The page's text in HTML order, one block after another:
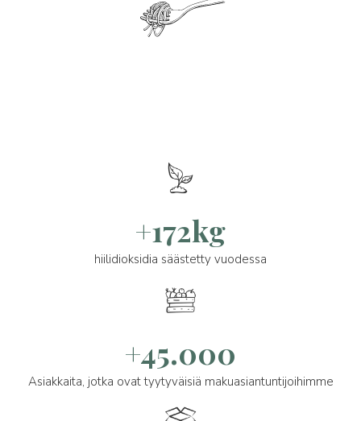
+172kg
hiilidioksidia säästetty vuodessa
+45.000
Asiakkaita, jotka ovat tyytyväisiä makuasiantuntijoihimme